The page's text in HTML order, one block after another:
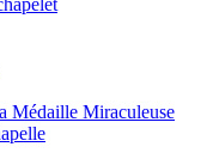
Médaille Miraculeuse